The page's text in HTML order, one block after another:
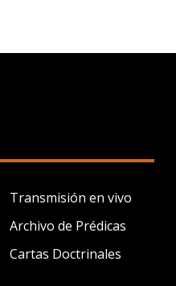
Transmisión en vivo
Archivo de Prédicas
Cartas Doctrinales